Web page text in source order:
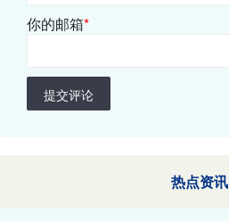
你的邮箱*
提交评论
热点资讯